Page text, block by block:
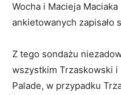
Wocha i Macieja
ankietowanych zapisało
Z tego sondażu
wszystkim Trzaskowski
Palade, w przypadku